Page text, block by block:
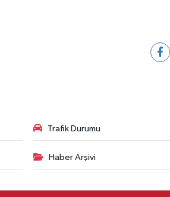
Trafik Durumu
Haber Arşivi